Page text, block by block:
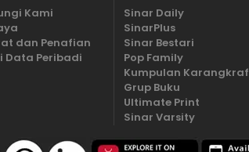
Kami
dan Penafian
Data Peribadi
Sinar Daily
SinarPlus
Sinar Bestari
Pop Family
Kumpulan Karangkraf
Grup Buku
Ultimate Print
Sinar Varsity